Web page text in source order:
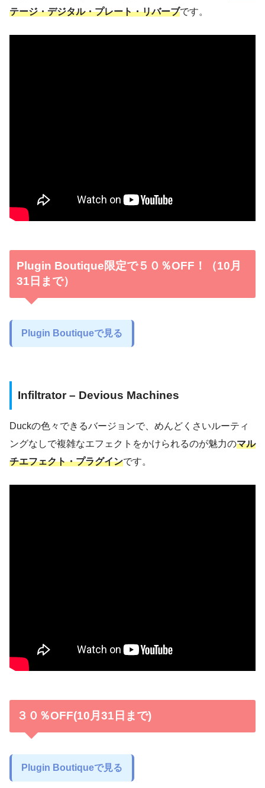
テージ・デジタル・プレート・リバーブです。
Plugin Boutique限定で５０％OFF！（10月
31日まで）
Plugin Boutiqueで見る
Infiltrator – Devious Machines
Duckの色々できるバージョンで、めんどくさいルーティ
ングなしで複雑なエフェクトをかけられるのが魅力のマル
チエフェクト・プラグインです。
３０％OFF(10月31日まで)
Plugin Boutiqueで見る